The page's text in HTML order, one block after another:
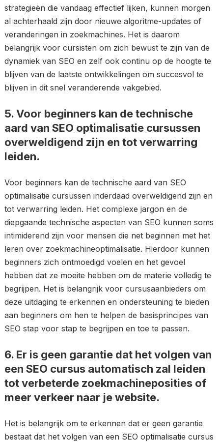
strategieën die vandaag effectief lijken, kunnen morgen
al achterhaald zijn door nieuwe algoritme-updates of
veranderingen in zoekmachines. Het is daarom
belangrijk voor cursisten om zich bewust te zijn van de
dynamiek van SEO en zelf ook continu op de hoogte te
blijven van de laatste ontwikkelingen om succesvol te
blijven in dit snel veranderende vakgebied.
5. Voor beginners kan de technische
aard van SEO optimalisatie cursussen
overweldigend zijn en tot verwarring
leiden.
Voor beginners kan de technische aard van SEO
optimalisatie cursussen inderdaad overweldigend zijn en
tot verwarring leiden. Het complexe jargon en de
diepgaande technische aspecten van SEO kunnen soms
intimiderend zijn voor mensen die net beginnen met het
leren over zoekmachineoptimalisatie. Hierdoor kunnen
beginners zich ontmoedigd voelen en het gevoel
hebben dat ze moeite hebben om de materie volledig te
begrijpen. Het is belangrijk voor cursusaanbieders om
deze uitdaging te erkennen en ondersteuning te bieden
aan beginners om hen te helpen de basisprincipes van
SEO stap voor stap te begrijpen en toe te passen.
6. Er is geen garantie dat het volgen van
een SEO cursus automatisch zal leiden
tot verbeterde zoekmachineposities of
meer verkeer naar je website.
Het is belangrijk om te erkennen dat er geen garantie
bestaat dat het volgen van een SEO optimalisatie cursus